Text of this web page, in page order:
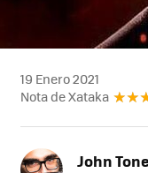
19 Enero 2021
Nota de Xataka
John